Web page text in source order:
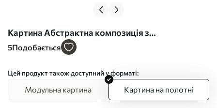
Картина Абстрактна композиція з
багатошарових форм, схожих на пелюстки, з
5Подобається
Цей продукт також доступний у форматі:
Модульна картина Картина на полотні